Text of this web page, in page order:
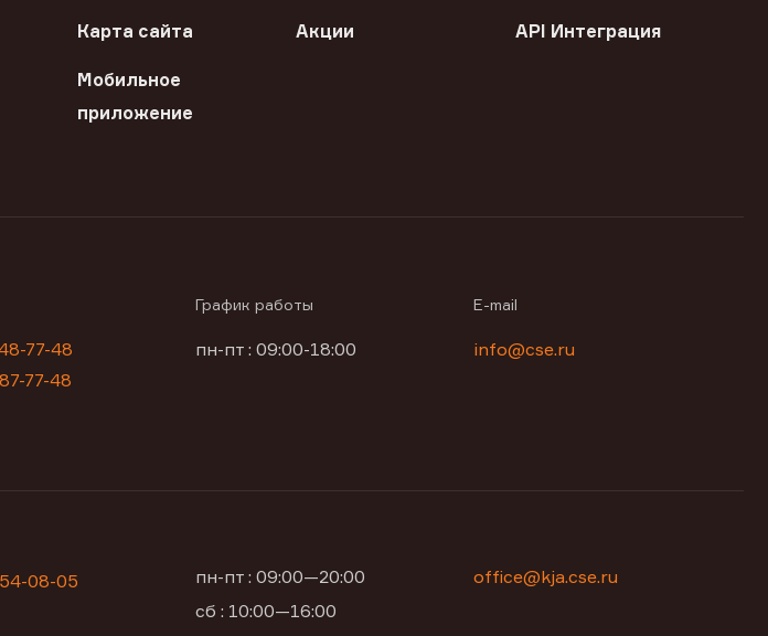
Карта сайта Акции API Интеграция
Мобильное
приложение
77-48
77-48
График работы
пн-пт : 09:00-18:00
E-mail
info@cse.ru
08-05
пн-пт : 09:00—20:00
сб : 10:00—16:00
office@kja.cse.ru